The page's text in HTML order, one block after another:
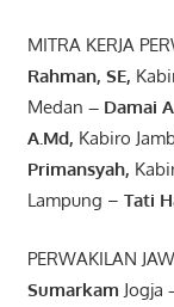
MITRA KERJA
Rahman, SE,
Medan – Damai
A.Md, Kabiro
Primansyah,
Lampung – Tati
PERWAKILAN
Sumarkam Jogja